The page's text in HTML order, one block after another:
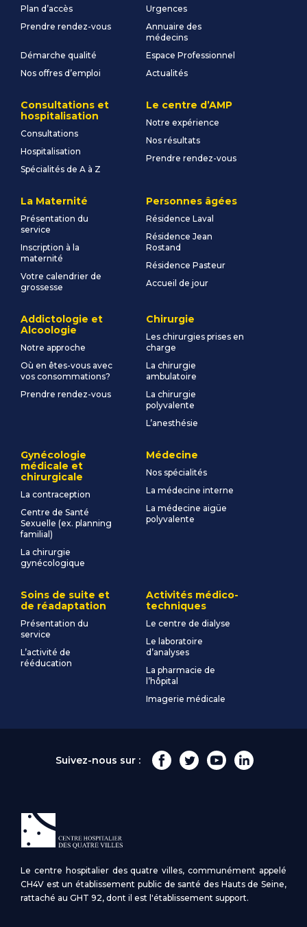
Plan d’accès
Urgences
Prendre rendez-vous
Annuaire des
médecins
Démarche qualité
Espace Professionnel
Nos offres d’emploi
Actualités
Consultations et
hospitalisation
Consultations
Hospitalisation
Spécialités de A à Z
Le centre d’AMP
Notre expérience
Nos résultats
Prendre rendez-vous
La Maternité
Présentation du
service
Inscription à la
maternité
Votre calendrier de
grossesse
Personnes âgées
Résidence Laval
Résidence Jean
Rostand
Résidence Pasteur
Accueil de jour
Addictologie et
Alcoologie
Notre approche
Où en êtes-vous avec
vos consommations?
Prendre rendez-vous
Chirurgie
Les chirurgies prises en
charge
La chirurgie
ambulatoire
La chirurgie
polyvalente
L’anesthésie
Gynécologie
médicale et
chirurgicale
La contraception
Centre de Santé
Sexuelle (ex. planning
familial)
La chirurgie
gynécologique
Médecine
Nos spécialités
La médecine interne
La médecine aigüe
polyvalente
Soins de suite et
de réadaptation
Présentation du
service
L’activité de
rééducation
Activités médico-
techniques
Le centre de dialyse
Le laboratoire
d’analyses
La pharmacie de
l’hôpital
Imagerie médicale
Suivez-nous sur :
Le centre hospitalier des quatre villes, communément appelé
CH4V est un établissement public de santé des Hauts de Seine,
rattaché au GHT 92, dont il est l'établissement support.